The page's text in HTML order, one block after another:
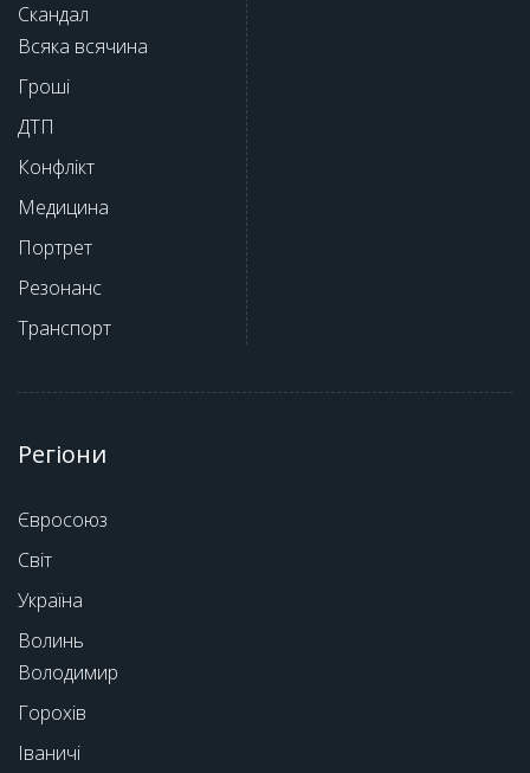
Скандал
Всяка всячина
Гроші
ДТП
Конфлікт
Медицина
Портрет
Резонанс
Транспорт
Регіони
Євросоюз
Світ
Україна
Волинь
Володимир
Горохів
Іваничі